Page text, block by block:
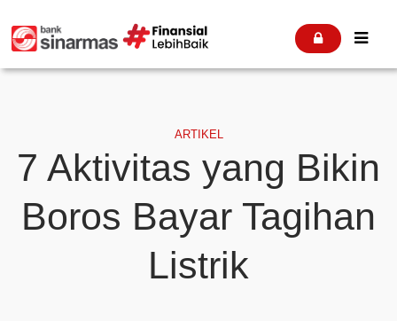
 
ARTIKEL
7 Aktivitas yang Bikin
Boros Bayar Tagihan
Listrik